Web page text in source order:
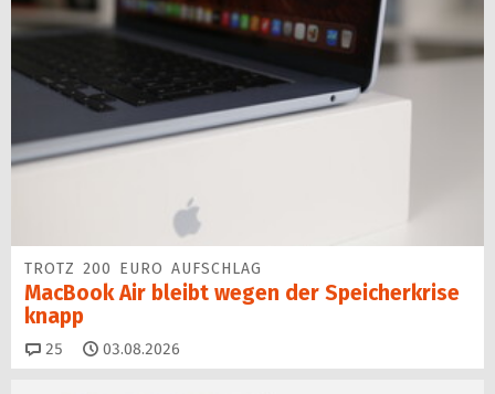
TROTZ 200 EURO AUFSCHLAG
MacBook Air bleibt wegen der Speicherkrise
knapp
25 Kommentare
03.08.2026